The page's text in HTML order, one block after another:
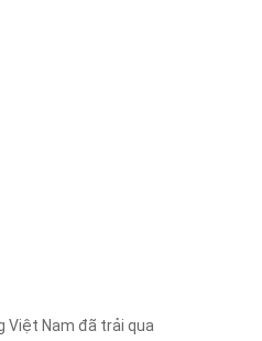
Việt Nam đã trải qua